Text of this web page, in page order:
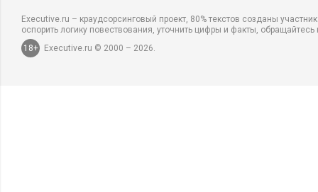
Executive.ru – краудсорсинговый проект, 80% текстов созданы
оспорить логику повествования, уточнить цифры и факты,
18+
Executive.ru © 2000 – 2026.